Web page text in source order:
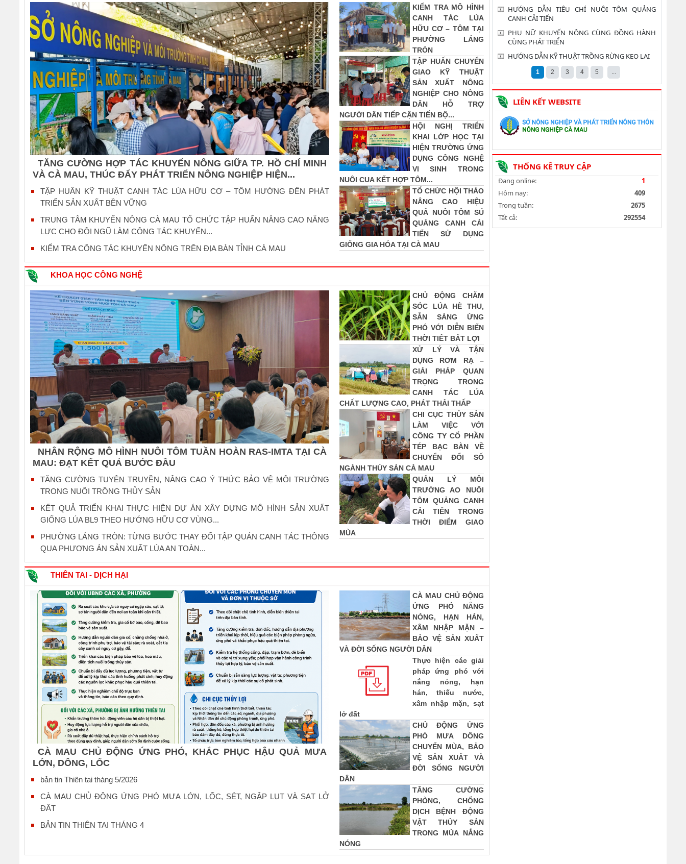
TĂNG CƯỜNG HỢP TÁC KHUYẾN NÔNG GIỮA TP. HỒ CHÍ MINH
VÀ CÀ MAU, THÚC ĐẨY PHÁT TRIỂN NÔNG NGHIỆP HIỆN...
TẬP HUẤN KỸ THUẬT CANH TÁC LÚA HỮU CƠ – TÔM HƯỚNG ĐẾN PHÁT
TRIỂN SẢN XUẤT BỀN VỮNG
TRUNG TÂM KHUYẾN NÔNG CÀ MAU TỔ CHỨC TẬP HUẤN NÂNG CAO NĂNG
LỰC CHO ĐỘI NGŨ LÀM CÔNG TÁC KHUYẾN...
KIỂM TRA CÔNG TÁC KHUYẾN NÔNG TRÊN ĐỊA BÀN TỈNH CÀ MAU
KIỂM TRA MÔ HÌNH
CANH TÁC LÚA
HỮU CƠ – TÔM TẠI
PHƯỜNG LÁNG
TRÒN
TẬP HUẤN CHUYỂN
GIAO KỸ THUẬT
SẢN XUẤT NÔNG
NGHIỆP CHO NÔNG
DÂN HỖ TRỢ
NGƯỜI DÂN TIẾP CẬN TIẾN BỘ...
HỘI NGHỊ TRIỂN
KHAI LỚP HỌC TẠI
HIỆN TRƯỜNG ỨNG
DỤNG CÔNG NGHỆ
VI SINH TRONG
NUÔI CUA KẾT HỢP TÔM...
TỔ CHỨC HỘI THẢO
NÂNG CAO HIỆU
QUẢ NUÔI TÔM SÚ
QUẢNG CANH CẢI
TIẾN SỬ DỤNG
GIỐNG GIA HÓA TẠI CÀ MAU
KHOA HỌC CÔNG NGHỆ
NHÂN RỘNG MÔ HÌNH NUÔI TÔM TUẦN HOÀN RAS-IMTA TẠI CÀ
MAU: ĐẠT KẾT QUẢ BƯỚC ĐẦU
TĂNG CƯỜNG TUYÊN TRUYỀN, NÂNG CAO Ý THỨC BẢO VỆ MÔI TRƯỜNG
TRONG NUÔI TRỒNG THỦY SẢN
KẾT QUẢ TRIỂN KHAI THỰC HIỆN DỰ ÁN XÂY DỰNG MÔ HÌNH SẢN XUẤT
GIỐNG LÚA BL9 THEO HƯỚNG HỮU CƠ VÙNG...
PHƯỜNG LÁNG TRÒN: TỪNG BƯỚC THAY ĐỔI TẬP QUÁN CANH TÁC THÔNG
QUA PHƯƠNG ÁN SẢN XUẤT LÚA AN TOÀN...
CHỦ ĐỘNG CHĂM
SÓC LÚA HÈ THU,
SẴN SÀNG ỨNG
PHÓ VỚI DIỄN BIẾN
THỜI TIẾT BẤT LỢI
XỬ LÝ VÀ TẬN
DỤNG RƠM RẠ –
GIẢI PHÁP QUAN
TRỌNG TRONG
CANH TÁC LÚA
CHẤT LƯỢNG CAO, PHÁT THẢI THẤP
CHI CỤC THỦY SẢN
LÀM VIỆC VỚI
CÔNG TY CỔ PHẦN
TÉP BẠC BÀN VỀ
CHUYỂN ĐỔI SỐ
NGÀNH THỦY SẢN CÀ MAU
QUẢN LÝ MÔI
TRƯỜNG AO NUÔI
TÔM QUẢNG CANH
CẢI TIẾN TRONG
THỜI ĐIỂM GIAO
MÙA
THIÊN TAI - DỊCH HẠI
CÀ MAU CHỦ ĐỘNG ỨNG PHÓ, KHẮC PHỤC HẬU QUẢ MƯA
LỚN, DÔNG, LỐC
bản tin Thiên tai tháng 5/2026
CÀ MAU CHỦ ĐỘNG ỨNG PHÓ MƯA LỚN, LỐC, SÉT, NGẬP LỤT VÀ SẠT LỞ
ĐẤT
BẢN TIN THIÊN TAI THÁNG 4
CÀ MAU CHỦ ĐỘNG
ỨNG PHÓ NẮNG
NÓNG, HẠN HÁN,
XÂM NHẬP MẶN –
BẢO VỆ SẢN XUẤT
VÀ ĐỜI SỐNG NGƯỜI DÂN
Thực hiện các giải
pháp ứng phó với
nắng nóng, hạn
hán, thiếu nước,
xâm nhập mặn, sạt
lở đất
CHỦ ĐỘNG ỨNG
PHÓ MƯA DÔNG
CHUYỂN MÙA, BẢO
VỆ SẢN XUẤT VÀ
ĐỜI SỐNG NGƯỜI
DÂN
TĂNG CƯỜNG
PHÒNG, CHỐNG
DỊCH BỆNH ĐỘNG
VẬT THỦY SẢN
TRONG MÙA NẮNG
NÓNG
HƯỚNG DẪN TIÊU CHÍ NUÔI TÔM QUẢNG
CANH CẢI TIẾN
PHỤ NỮ KHUYẾN NÔNG CÙNG ĐỒNG HÀNH
CÙNG PHÁT TRIỂN
HƯỚNG DẪN KỸ THUẬT TRỒNG RỪNG KEO LAI
1 2 3 4 5 ...
LIÊN KẾT WEBSITE
THỐNG KÊ TRUY CẬP
Đang online:
1
Hôm nay:
409
Trong tuần:
2675
Tất cả:
292554